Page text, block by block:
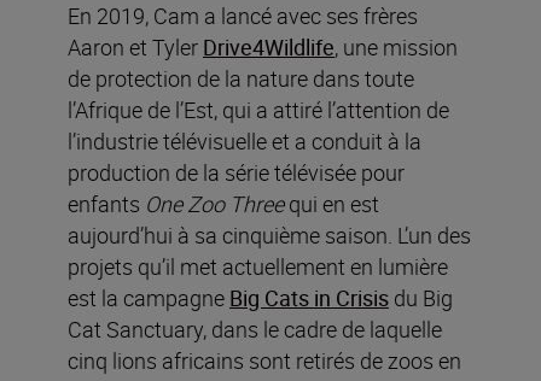
En 2019, Cam a lancé avec ses frères
Aaron et Tyler Drive4Wildlife, une mission
de protection de la nature dans toute
l’Afrique de l’Est, qui a attiré l’attention de
l’industrie télévisuelle et a conduit à la
production de la série télévisée pour
enfants One Zoo Threequi en est
aujourd’hui à sa cinquième saison. L’un des
projets qu’il met actuellement en lumière
est la campagne Big Cats in Crisis du Big
Cat Sanctuary, dans le cadre de laquelle
cinq lions africains sont retirés de zoos en